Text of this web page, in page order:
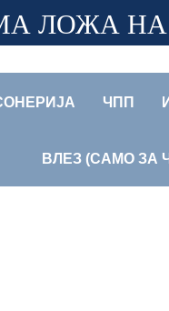
ЛОЖА
ЧПП
ВЛЕЗ (САМО ЗА